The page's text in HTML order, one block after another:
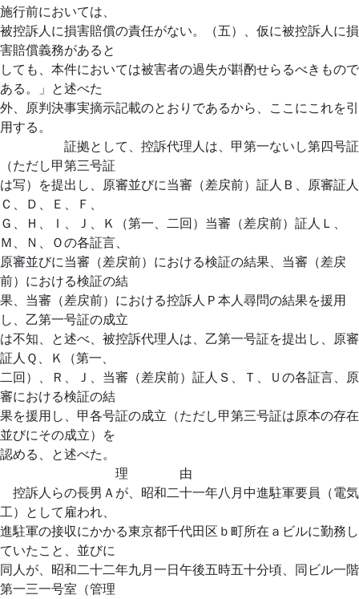
施行前においては、
被控訴人に損害賠償の責任がない。（五）、仮に被控訴人に損
害賠償義務があると
しても、本件においては被害者の過失が斟酌せらるべきもので
ある。」と述べた
外、原判決事実摘示記載のとおりであるから、ここにこれを引
用する。
証拠として、控訴代理人は、甲第一ないし第四号証
（ただし甲第三号証
は写）を提出し、原審並びに当審（差戻前）証人Ｂ、原審証人
Ｃ、Ｄ、Ｅ、Ｆ、
Ｇ、Ｈ、Ｉ、Ｊ、Ｋ（第一、二回）当審（差戻前）証人Ｌ、
Ｍ、Ｎ、Ｏの各証言、
原審並びに当審（差戻前）における検証の結果、当審（差戻
前）における検証の結
果、当審（差戻前）における控訴人Ｐ本人尋問の結果を援用
し、乙第一号証の成立
は不知、と述べ、被控訴代理人は、乙第一号証を提出し、原審
証人Ｑ、Ｋ（第一、
二回）、Ｒ、Ｊ、当審（差戻前）証人Ｓ、Ｔ、Ｕの各証言、原
審における検証の結
果を援用し、甲各号証の成立（ただし甲第三号証は原本の存在
並びにその成立）を
認める、と述べた。
理 由
控訴人らの長男Ａが、昭和二十一年八月中進駐軍要員（電気
工）として雇われ、
進駐軍の接収にかかる東京都千代田区ｂ町所在ａビルに勤務し
ていたこと、並びに
同人が、昭和二十二年九月一日午後五時五十分頃、同ビル一階
第一三一号室（管理